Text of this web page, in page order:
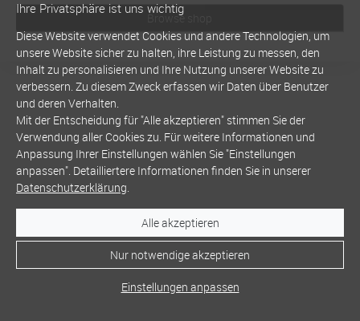
Browse shop
Ihre Privatsphäre ist uns wichtig
Diese Website verwendet Cookies und andere Technologien, um
unsere Website sicher zu halten, ihre Leistung zu messen, den
Inhalt zu personalisieren und Ihre Nutzung unserer Website zu
verbessern. Zu diesem Zweck erfassen wir Daten über Benutzer
und deren Verhalten.
Mit der Entscheidung für "Alle akzeptieren" stimmen Sie der
Verwendung aller Cookies zu. Für weitere Informationen und
Anpassung Ihrer Einstellungen wählen Sie "Einstellungen
anpassen". Detailliertere Informationen finden Sie in unserer
Datenschutzerklärung.
Alle akzeptieren
Nur notwendige akzeptieren
Einstellungen anpassen